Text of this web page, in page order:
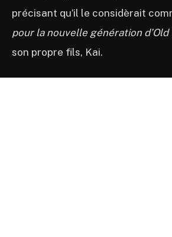
précisant qu’il le considèrait
pour la nouvelle génération
son propre fils, Kai.